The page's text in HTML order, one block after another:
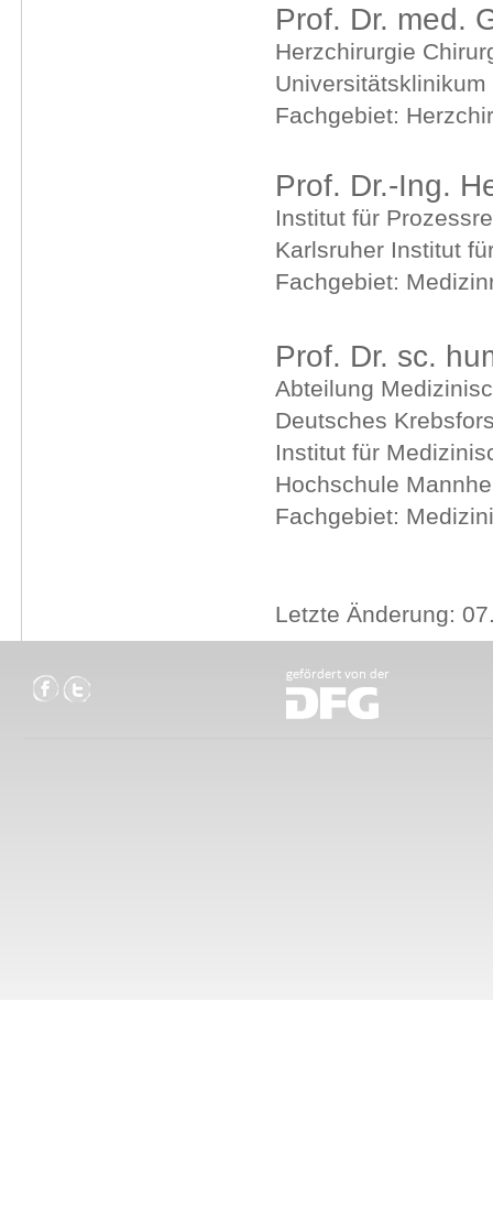
Prof. Dr. med.
Herzchirurgie
Fachgebiet:
Prof. Dr.-Ing.
Institut für
Karlsruher Institut
Fachgebiet:
Prof. Dr. sc.
Abteilung
Deutsches
Institut für
Hochschule
Fachgebiet:
Letzte Änderung: